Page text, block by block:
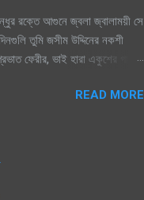
রক্তে আগুনে জ্বলা জ্বালাময়ী সে
তুমি জসীম উদ্দিনের নকশী
ফেরীর, ভাই হারা একুশের গান।
কালিতে লেখা নাম, সাত শ্রেষ্ট
READ MORE